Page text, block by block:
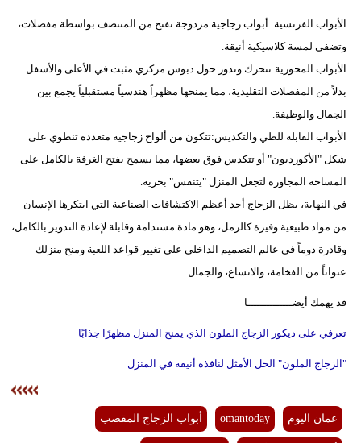
الأبواب الفرنسية: أبواب زجاجية مزدوجة تفتح من المنتصف بواسطة مفصلات،
وتضفي لمسة كلاسيكية أنيقة.
الأبواب المحورية:تتحرك وتدور حول دبوس مركزي مثبت في الأعلى والأسفل
بدلاً من المفصلات التقليدية، مما يمنحها مظهراً هندسياً مستقبلياً يجمع بين
الجمال والوظيفة.
الأبواب القابلة للطي والتكديس:تتكون من ألواح زجاجية متعددة تنطوي على
شكل "الأكورديون" أو تتكدس فوق بعضها، مما يسمح بفتح الغرفة بالكامل على
المساحة المجاورة لتجعل المنزل "يتنفس" بحرية.
في النهاية، يظل الزجاج أحد أعظم الاكتشافات الصناعية التي ابتكرها الإنسان
من مواد طبيعية وفيرة كالرمل، وهو مادة مستدامة وقابلة لإعادة التدوير بالكامل،
وقادرة دوماً في عالم التصميم الداخلي على تغيير قواعد اللعبة ومنح منزلك
عنواناً من الفخامة، والاتساع، والجمال.
قد يهمك أيضــــــــــــــا
تعرفي على ديكور الزجاج الملون الذي يمنح المنزل مظهرًا جذابًا
"الزجاج الملون" الحل الأمثل لنافذة أنيقة في المنزل
عمان اليوم omantoday أبواب الزجاج المقصب